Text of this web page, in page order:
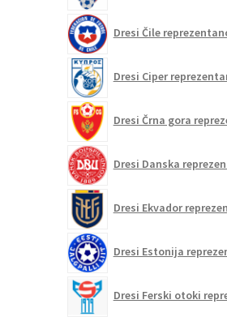
Dresi Čile
Dresi Ciper
Dresi Črna gora
Dresi Danska
Dresi Ekvador
Dresi Estonija
Dresi Ferski otoki